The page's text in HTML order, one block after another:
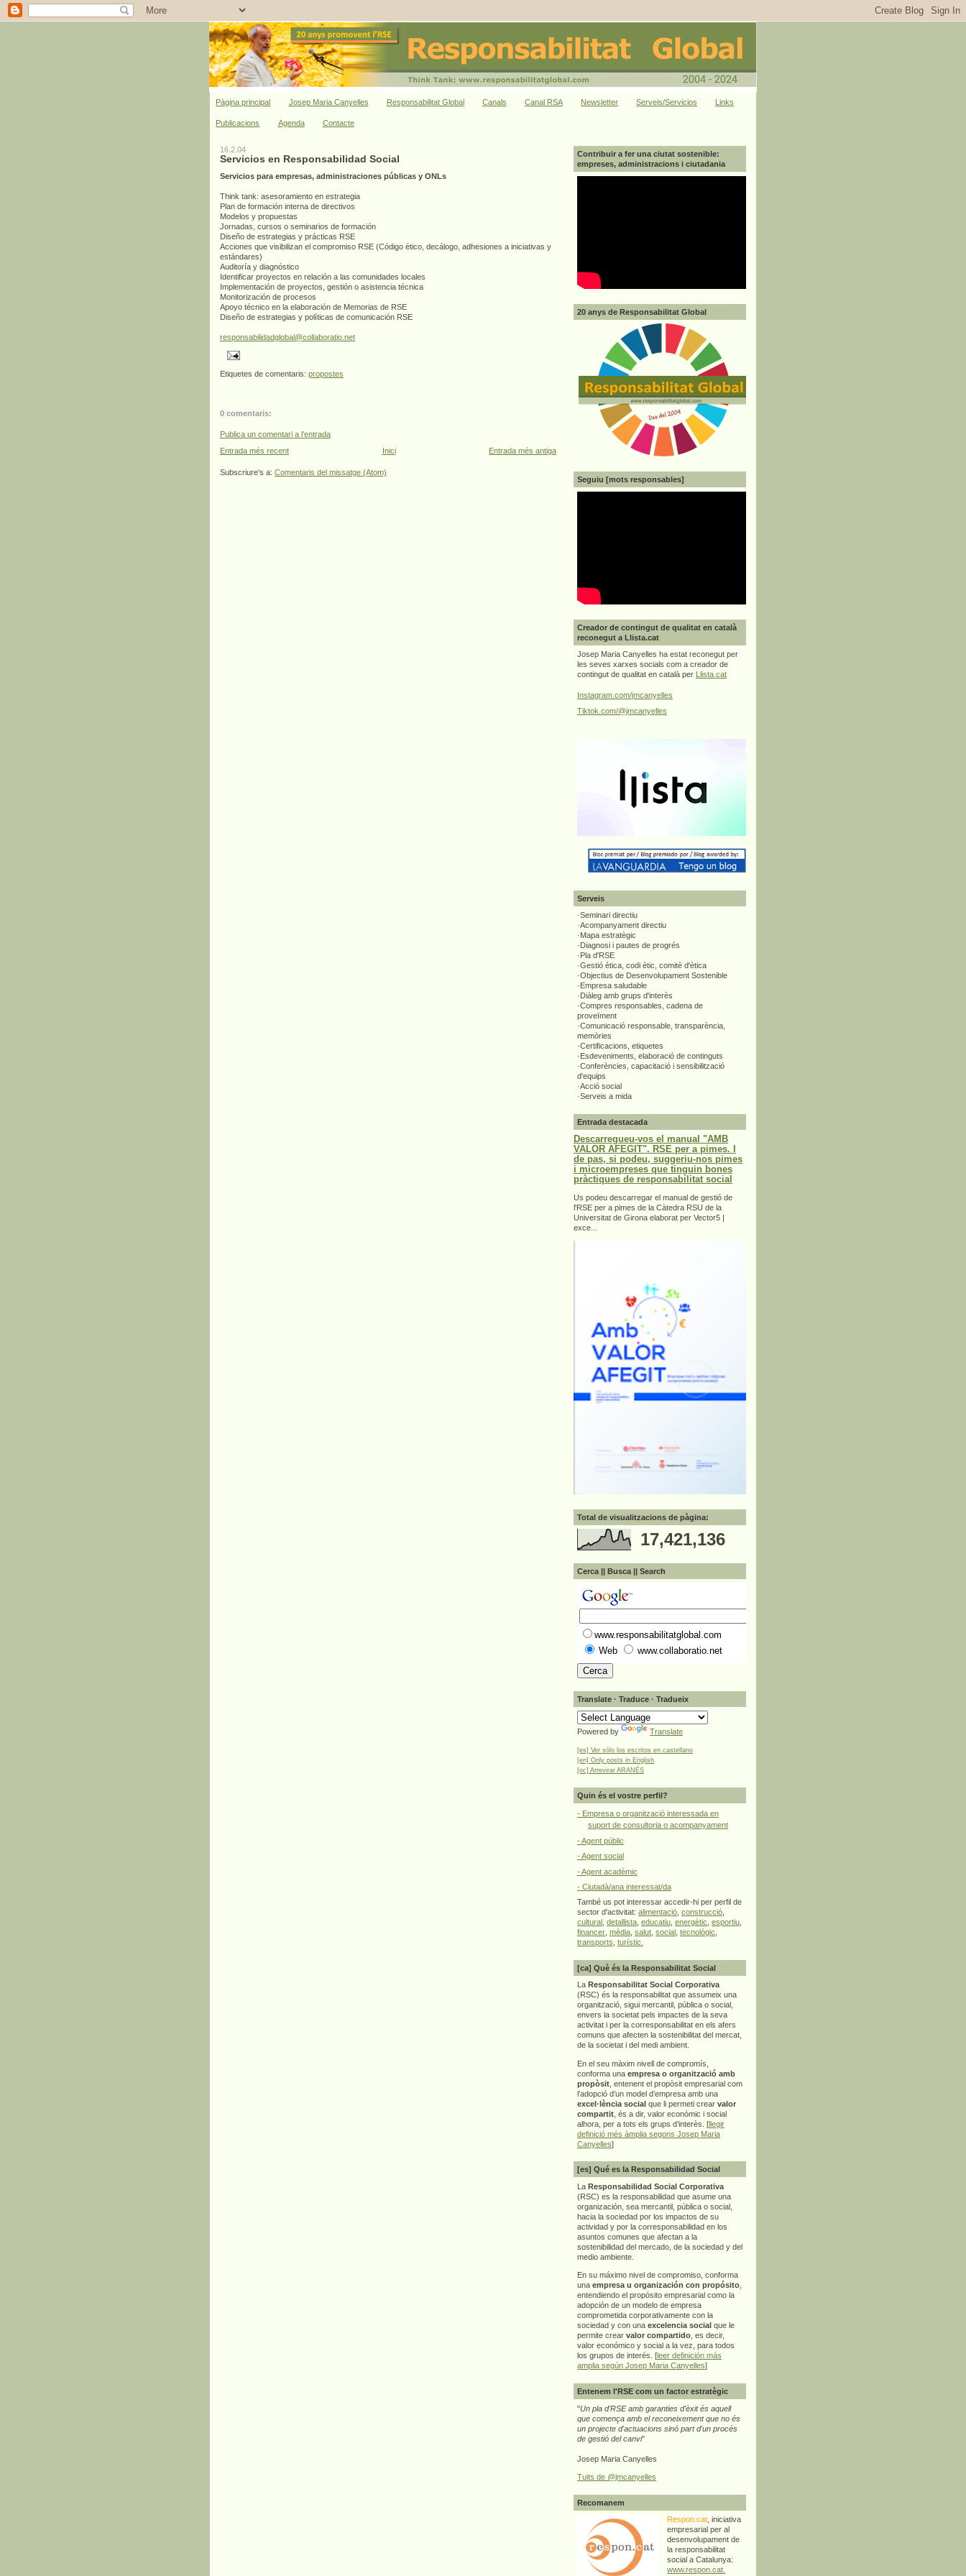
Pàgina principal Josep Maria Canyelles Responsabilitat Global Canals Canal RSA Newsletter Serveis/Servicios Links
Publicacions Agenda Contacte
16.2.04
Servicios en Responsabilidad Social
Servicios para empresas, administraciones públicas y ONLs
Think tank: asesoramiento en estrategia
Plan de formación interna de directivos
Modelos y propuestas
Jornadas, cursos o seminarios de formación
Diseño de estrategias y prácticas RSE
Acciones que visibilizan el compromiso RSE (Código ético, decálogo, adhesiones a iniciativas y
estándares)
Auditoría y diagnóstico
Identificar proyectos en relación a las comunidades locales
Implementación de proyectos, gestión o asistencia técnica
Monitorización de procesos
Apoyo técnico en la elaboración de Memorias de RSE
Diseño de estrategias y políticas de comunicación RSE
responsabilidadglobal@collaboratio.net
Etiquetes de comentaris: propostes
0 comentaris:
Publica un comentari a l'entrada
Entrada més recent
Entrada més antiga
Inici
Subscriure's a: Comentaris del missatge (Atom)
Contribuir a fer una ciutat sostenible:
empreses, administracions i ciutadania
20 anys de Responsabilitat Global
Seguiu [mots responsables]
Creador de contingut de qualitat en català
reconegut a Llista.cat
Josep Maria Canyelles ha estat reconegut per
les seves xarxes socials com a creador de
contingut de qualitat en català per
Llista.cat
Instagram.com/jmcanyelles
Tiktok.com/@jmcanyelles
Serveis
·Seminari directiu
·Acompanyament directiu
·Mapa estratègic
·Diagnosi i pautes de progrés
·Pla d'RSE
·Gestió ètica, codi ètic, comitè d'ètica
·Objectius de Desenvolupament Sostenible
·Empresa saludable
·Diàleg amb grups d'interès
·Compres responsables, cadena de
proveïment
·Comunicació responsable, transparència,
memòries
·Certificacions, etiquetes
·Esdeveniments, elaboració de continguts
·Conferències, capacitació i sensibilització
d'equips
·Acció social
·Serveis a mida
Entrada destacada
Descarregueu-vos el manual "AMB
VALOR AFEGIT". RSE per a pimes. I
de pas, si podeu, suggeriu-nos pimes
i microempreses que tinguin bones
pràctiques de responsabilitat social
Us podeu descarregar el manual de gestió de
l'RSE per a pimes de la Càtedra RSU de la
Universitat de Girona elaborat per Vector5 |
exce...
Total de visualitzacions de pàgina:
17,421,136
Cerca || Busca || Search
www.responsabilitatglobal.com
Web
www.collaboratio.net
Translate · Traduce · Tradueix
Powered by Translate
[es] Ver sólo los escritos en castellano
[en] Only posts in English
[oc] Arrevirar ARANÉS
Quin és el vostre perfil?
- Empresa o organització interessada en
suport de consultoria o acompanyament
- Agent públic
- Agent social
- Agent acadèmic
- Ciutadà/ana interessat/da
També us pot interessar accedir-hi per perfil de
sector d'activitat: alimentació construcció
cultural detallista educatiu energètic esportiu
financer mèdia salut social tecnològic
transports turístic.
[ca] Què és la Responsabilitat Social
La Responsabilitat Social Corporativa
(RSC) és la responsabilitat que assumeix una
organització, sigui mercantil, pública o social,
envers la societat pels impactes de la seva
activitat i per la corresponsabilitat en els afers
comuns que afecten la sostenibilitat del mercat,
de la societat i del medi ambient.
En el seu màxim nivell de compromís,
conforma una empresa o organització amb
propòsit , entenent el propòsit empresarial com
l’adopció d’un model d’empresa amb una
excel·lència social que li permeti crear valor
compartit , és a dir, valor econòmic i social
alhora, per a tots els grups d’interès. [llegir
definició més àmplia segons Josep Maria
Canyelles]
[es] Qué es la Responsabilidad Social
La Responsabilidad Social Corporativa
(RSC) es la responsabilidad que asume una
organización, sea mercantil, pública o social,
hacia la sociedad por los impactos de su
actividad y por la corresponsabilidad en los
asuntos comunes que afectan a la
sostenibilidad del mercado, de la sociedad y del
medio ambiente.
En su máximo nivel de compromiso, conforma
una empresa u organización con propósito
entendiendo el propósito empresarial como la
adopción de un modelo de empresa
comprometida corporativamente con la
sociedad y con una excelencia social que le
permite crear valor compartido , es decir,
valor económico y social a la vez, para todos
los grupos de interés. [leer definición más
amplia según Josep Maria Canyelles]
Entenem l'RSE com un factor estratègic
"Un pla d'RSE amb garanties d'èxit és aquell
que comença amb el reconeixement que no és
un projecte d'actuacions sinó part d'un procés
de gestió del canvi"
Josep Maria Canyelles
Tuits de @jmcanyelles
Recomanem
Respon.cat , iniciativa
empresarial per al
desenvolupament de
la responsabilitat
social a Catalunya:
www.respon.cat.